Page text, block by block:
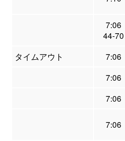
7:06
44-70
タイムアウト
7:06
7:06
7:06
7:06